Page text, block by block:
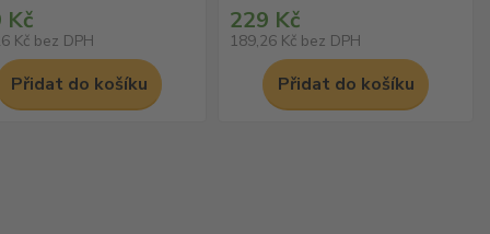
Kč
Kč bez DPH
Přidat do košíku
229 Kč
189,26 Kč bez DPH
Přidat do košíku